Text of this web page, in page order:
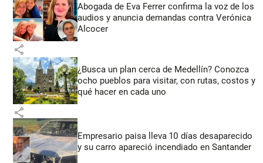
Abogada de Eva Ferrer confirma la voz de los
audios y anuncia demandas contra Verónica
Alcocer
share
¿Busca un plan cerca de Medellín? Conozca
ocho pueblos para visitar, con rutas, costos y
qué hacer en cada uno
share
Empresario paisa lleva 10 días desaparecido
y su carro apareció incendiado en Santander